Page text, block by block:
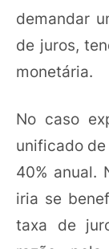
demandar
de juros,
monetária.
No caso
unificado
40% anual.
iria se
taxa de